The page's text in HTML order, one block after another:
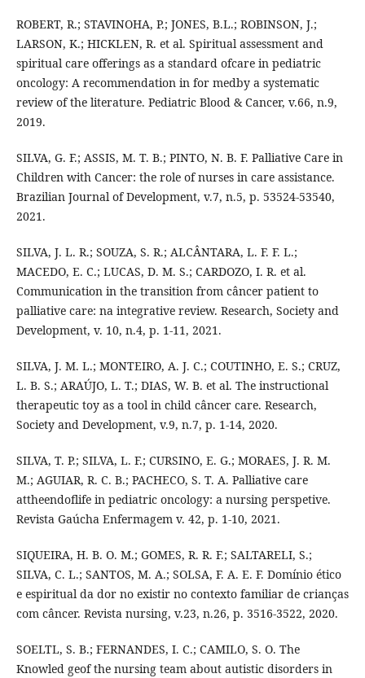
ROBERT, R.; STAVINOHA, P.; JONES, B.L.; ROBINSON, J.;
LARSON, K.; HICKLEN, R. et al. Spiritual assessment and
spiritual care offerings as a standard ofcare in pediatric
oncology: A recommendation in for medby a systematic
review of the literature. Pediatric Blood & Cancer, v.66, n.9,
2019.
SILVA, G. F.; ASSIS, M. T. B.; PINTO, N. B. F. Palliative Care in
Children with Cancer: the role of nurses in care assistance.
Brazilian Journal of Development, v.7, n.5, p. 53524-53540,
2021.
SILVA, J. L. R.; SOUZA, S. R.; ALCÂNTARA, L. F. F. L.;
MACEDO, E. C.; LUCAS, D. M. S.; CARDOZO, I. R. et al.
Communication in the transition from câncer patient to
palliative care: na integrative review. Research, Society and
Development, v. 10, n.4, p. 1-11, 2021.
SILVA, J. M. L.; MONTEIRO, A. J. C.; COUTINHO, E. S.; CRUZ,
L. B. S.; ARAÚJO, L. T.; DIAS, W. B. et al. The instructional
therapeutic toy as a tool in child câncer care. Research,
Society and Development, v.9, n.7, p. 1-14, 2020.
SILVA, T. P.; SILVA, L. F.; CURSINO, E. G.; MORAES, J. R. M.
M.; AGUIAR, R. C. B.; PACHECO, S. T. A. Palliative care
attheendoflife in pediatric oncology: a nursing perspetive.
Revista Gaúcha Enfermagem v. 42, p. 1-10, 2021.
SIQUEIRA, H. B. O. M.; GOMES, R. R. F.; SALTARELI, S.;
SILVA, C. L.; SANTOS, M. A.; SOLSA, F. A. E. F. Domínio ético
e espiritual da dor no existir no contexto familiar de crianças
com câncer. Revista nursing, v.23, n.26, p. 3516-3522, 2020.
SOELTL, S. B.; FERNANDES, I. C.; CAMILO, S. O. The
Knowled geof the nursing team about autistic disorders in